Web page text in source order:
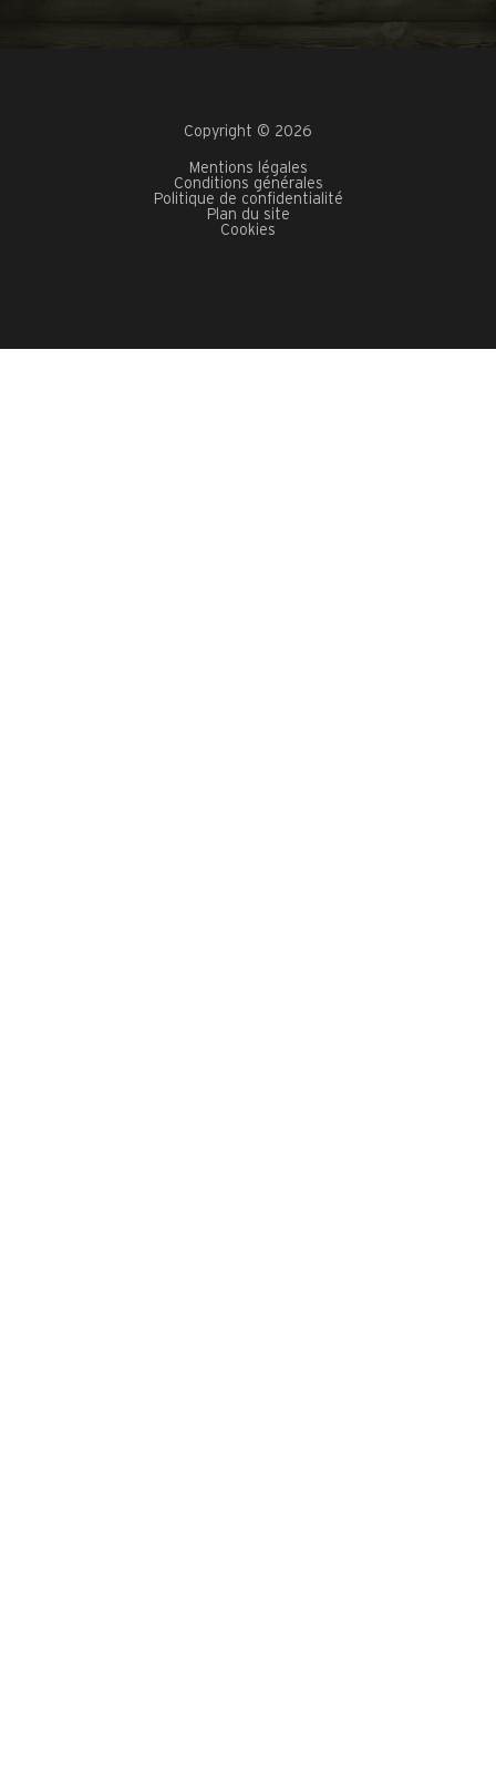
Copyright © 2026
Mentions légales
Conditions générales
Politique de confidentialité
Plan du site
Cookies